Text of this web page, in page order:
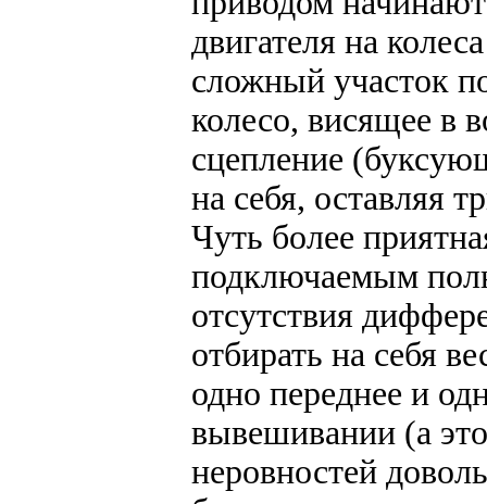
двигателя на
сложный участок
колесо, висящее в
сцепление
на себя, оставляя
Чуть более
подключаемым
отсутствия
отбирать на себя
одно переднее и
вывешивании (а
неровностей